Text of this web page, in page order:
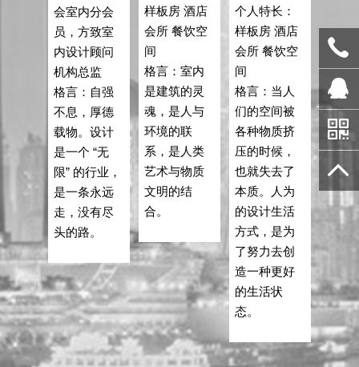
会室内分会
员，方致室
内设计顾问
机构总监
格言：自强
不息，厚德
载物。设计
是一个 “无
限” 的行业，
是一条永远
走，没有尽
头的路。
样板房 酒店
会所 餐饮空
间
格言：室内
是建筑的灵
魂，是人与
环境的联
系，是人类
艺术与物质
文明的结
合。
个人特长：
样板房 酒店
会所 餐饮空
间
格言：当人
们的空间被
各种物质挤
压的时候，
也就失去了
本质。人为
的设计生活
方式，是为
了努力去创
造一种更好
的生活状
态。